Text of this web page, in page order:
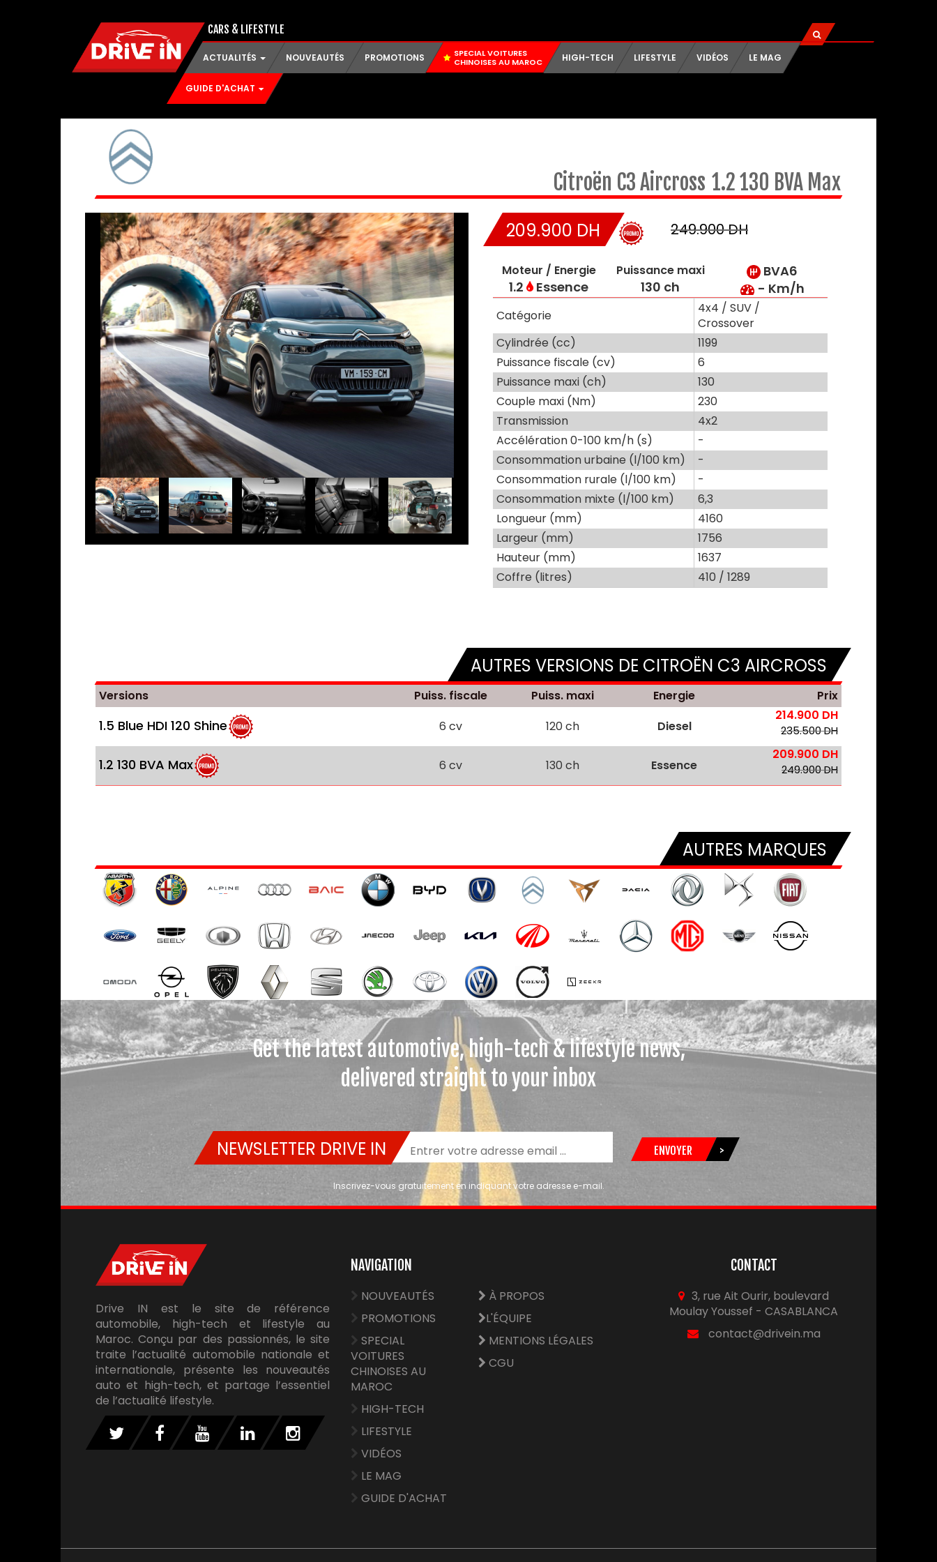
CARS & LIFESTYLE
ACTUALITÉS NOUVEAUTÉS PROMOTIONS
SPECIAL VOITURES
CHINOISES AU MAROC
HIGH-TECH LIFESTYLE VIDÉOS LE MAG
GUIDE D'ACHAT
Citroën C3 Aircross 1.2 130 BVA Max
209.900 DH 249.900 DH
Moteur / Energie
1.2 Essence
Puissance maxi
130 ch
BVA6
- Km/h
Catégorie
4x4 / SUV /
Crossover
Cylindrée (cc)
1199
Puissance fiscale (cv)
6
Puissance maxi (ch)
130
Couple maxi (Nm)
230
Transmission
4x2
Accélération 0-100 km/h (s)
-
Consommation urbaine (l/100 km)
-
Consommation rurale (l/100 km)
-
Consommation mixte (l/100 km)
6,3
Longueur (mm)
4160
Largeur (mm)
1756
Hauteur (mm)
1637
Coffre (litres)
410 / 1289
AUTRES VERSIONS DE CITROËN C3 AIRCROSS
Versions Puiss. fiscale Puiss. maxi Energie Prix
1.5 Blue HDI 120 Shine 6 cv 120 ch Diesel
214.900 DH
235.500 DH
1.2 130 BVA Max 6 cv 130 ch Essence
209.900 DH
249.900 DH
AUTRES MARQUES
Get the latest automotive, high-tech & lifestyle news,
delivered straight to your inbox
NEWSLETTER DRIVE IN ENVOYER >
Inscrivez-vous gratuitement en indiquant votre adresse e-mail.
Drive IN est le site de référence
automobile, high-tech et lifestyle au
Maroc. Conçu par des passionnés, le site
traite l’actualité automobile nationale et
internationale, présente les nouveautés
auto et high-tech, et partage l’essentiel
de l’actualité lifestyle.
NAVIGATION
NOUVEAUTÉS
PROMOTIONS
SPECIAL
VOITURES
CHINOISES AU
MAROC
HIGH-TECH
LIFESTYLE
VIDÉOS
LE MAG
GUIDE D'ACHAT
À PROPOS
L'ÉQUIPE
MENTIONS LÉGALES
CGU
CONTACT
3, rue Ait Ourir, boulevard
Moulay Youssef - CASABLANCA
contact@drivein.ma